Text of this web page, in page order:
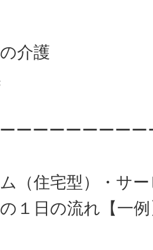
介護
ーーーーーーー
（住宅型）・サ
１日の流れ【一